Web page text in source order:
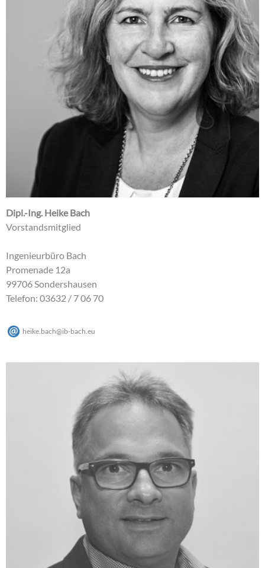
Dipl.-Ing. Heike Bach
Vorstandsmitglied
Ingenieurbüro Bach
Promenade 12a
99706 Sondershausen
Telefon: 03632 / 7 06 70
heike.bach@ib-bach eu